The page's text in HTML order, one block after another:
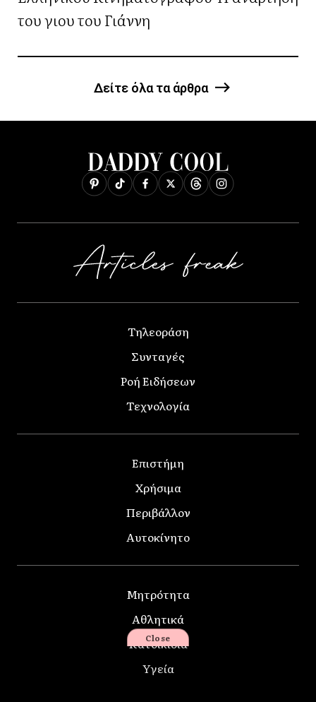
του γιου του Γιάννη
Δείτε όλα τα άρθρα
Τηλεοράση
Συνταγές
Ροή Ειδήσεων
Τεχνολογία
Επιστήμη
Χρήσιμα
Περιβάλλον
Αυτοκίνητο
Μητρότητα
Αθλητικά
Κατοικίδια
Υγεία
Close